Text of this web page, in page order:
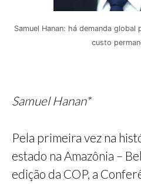
Samuel Hanan: há demanda
custo
Samuel Hanan*
Pela primeira vez na
estado na Amazônia –
edição da COP, a